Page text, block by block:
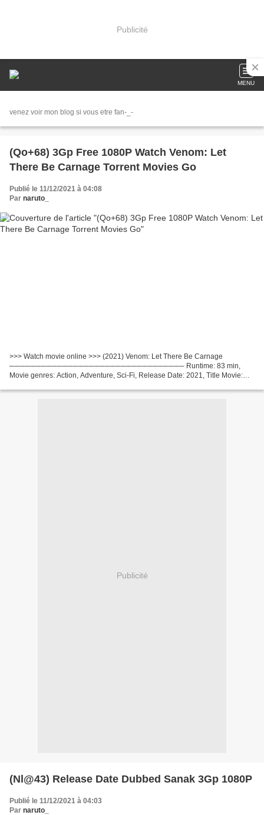
Publicité
MENU
venez voir mon blog si vous etre fan-_-
(Qo+68) 3Gp Free 1080P Watch Venom: Let
There Be Carnage Torrent Movies Go
Publié le 11/12/2021 à 04:08
Par naruto_
>>> Watch movie online >>> (2021) Venom: Let There Be Carnage
───────────────────────────────── Runtime: 83 min,
Movie genres: Action, Adventure, Sci-Fi, Release Date: 2021, Title Movie:
Publicité
(Nl@43) Release Date Dubbed Sanak 3Gp 1080P
Publié le 11/12/2021 à 04:03
Par naruto_